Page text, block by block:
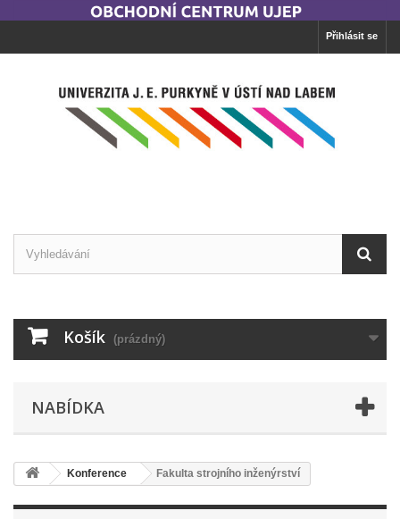
Přihlásit se
Košík (prázdný)
NABÍDKA
Konference Fakulta strojního inženýrství